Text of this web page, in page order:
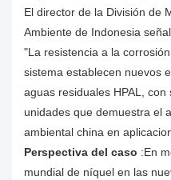
El director de la División de
Ambiente de Indonesia
"La resistencia a la
sistema establecen nuevos
aguas residuales HPAL,
unidades que demuestra el
ambiental china en
Perspectiva del caso :En
mundial de níquel en las